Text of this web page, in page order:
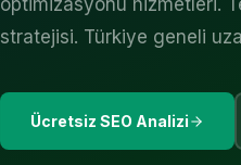
optimizasyonu hizmetleri.
stratejisi. Türkiye geneli
Ücretsiz SEO Analizi